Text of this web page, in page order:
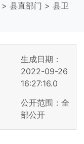
> 县直部门 > 县卫
生成日期：
2022-09-26
16:27:16.0
公开范围：全
部公开